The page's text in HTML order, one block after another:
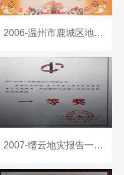
2006-温州市鹿城区地质灾害调查报告三等奖
2007-缙云地灾报告一等奖铜牌